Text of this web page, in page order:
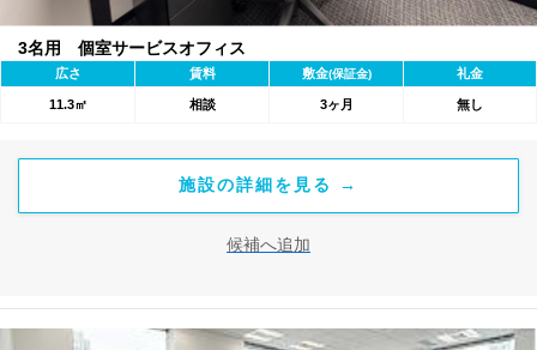
3名用 個室サービスオフィス
広さ 賃料 敷金(保証金) 礼金
11.3㎡ 相談 3ヶ月 無し
施設の詳細を見る →
候補へ追加